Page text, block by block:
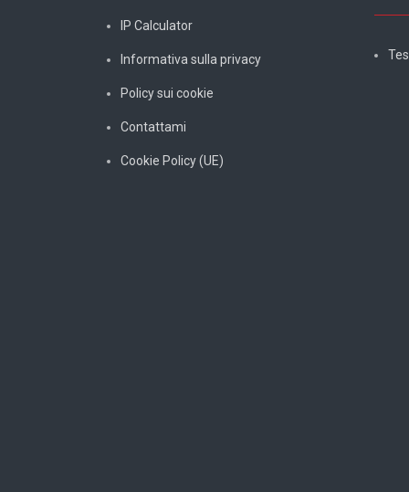
IP Calculator
Informativa sulla privacy
Policy sui cookie
Contattami
Cookie Policy (UE)